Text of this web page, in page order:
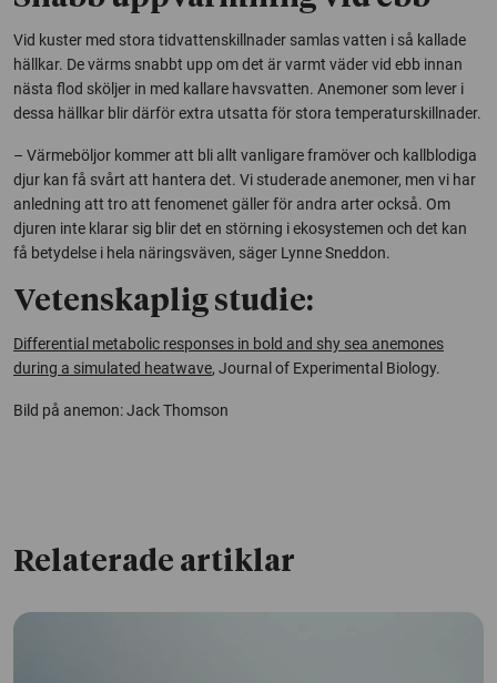
Vid kuster med stora tidvattenskillnader samlas vatten i så kallade
hällkar. De värms snabbt upp om det är varmt väder vid ebb innan
nästa flod sköljer in med kallare havsvatten. Anemoner som lever i
dessa hällkar blir därför extra utsatta för stora temperaturskillnader.
– Värmeböljor kommer att bli allt vanligare framöver och kallblodiga
djur kan få svårt att hantera det. Vi studerade anemoner, men vi har
anledning att tro att fenomenet gäller för andra arter också. Om
djuren inte klarar sig blir det en störning i ekosystemen och det kan
få betydelse i hela näringsväven, säger Lynne Sneddon.
Vetenskaplig studie:
Differential metabolic responses in bold and shy sea anemones
during a simulated heatwave, Journal of Experimental Biology.
Bild på anemon: Jack Thomson
Relaterade artiklar